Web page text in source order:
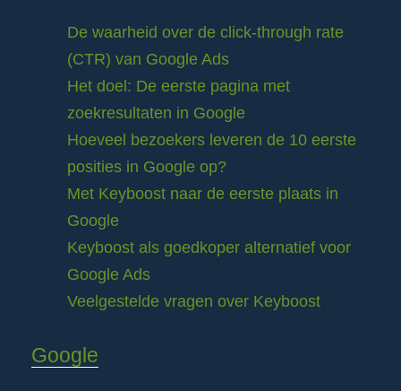
De waarheid over de click-through rate
(CTR) van Google Ads
Het doel: De eerste pagina met
zoekresultaten in Google
Hoeveel bezoekers leveren de 10 eerste
posities in Google op?
Met Keyboost naar de eerste plaats in
Google
Keyboost als goedkoper alternatief voor
Google Ads
Veelgestelde vragen over Keyboost
Google